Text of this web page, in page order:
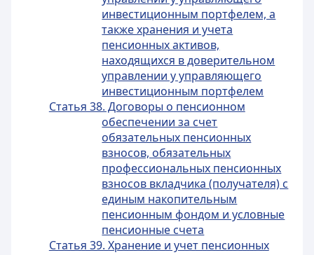
инвестиционным портфелем, а
также хранения и учета
пенсионных активов,
находящихся в доверительном
управлении у управляющего
инвестиционным портфелем
Статья 38. Договоры о пенсионном
обеспечении за счет
обязательных пенсионных
взносов, обязательных
профессиональных пенсионных
взносов вкладчика (получателя) с
единым накопительным
пенсионным фондом и условные
пенсионные счета
Статья 39. Хранение и учет пенсионных